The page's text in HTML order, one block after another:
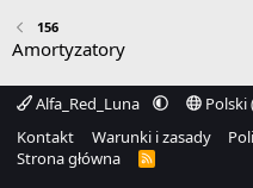
156
Amortyzatory
Alfa_Red_Luna
Polski
Kontakt
Warunki i zasady
Strona główna
R
S